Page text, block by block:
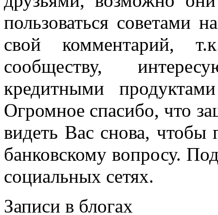
пользоваться советами
свой комментарий,
сообществу,
кредитными
Огромное спасибо, что
видеть Вас снова, чтобы
банковскому вопросу.
социальных сетях.
Записи в блогах